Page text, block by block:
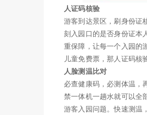
人证码核验
游客到达景区，刷身份证
刻入园口的是否身份证本
重保障，让每一个入园的
儿童免费票，那人证码核
人脸测温比对
必查健康码，必测体温，
禁一体机一趟水就可以全
游客入园问题。快速测温